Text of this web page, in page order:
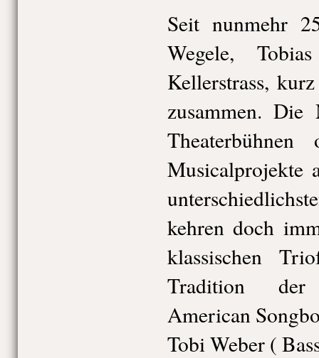
Seit nunmehr
Wegele,
Kellerstrass,
zusammen.
Musicalprojekte
kehren doch
klassischen
Tradition
American
Tobi Weber (